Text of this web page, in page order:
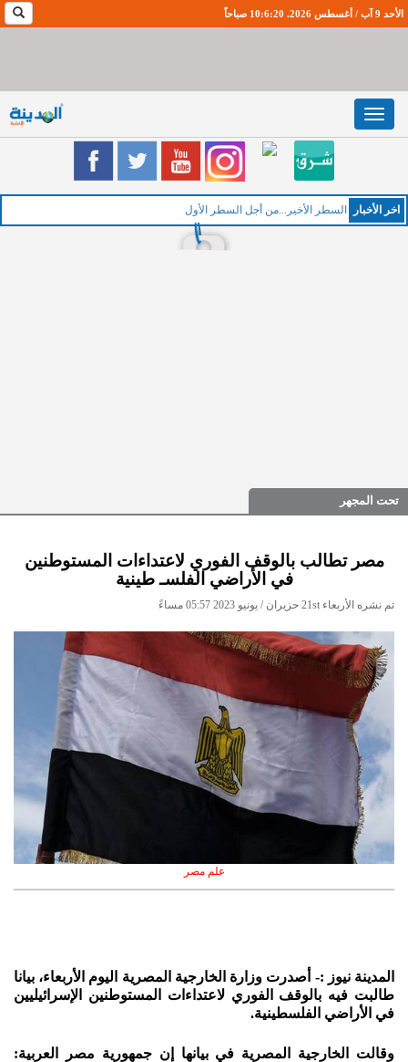
الأحد 9 آب / أغسطس 2026. 10:6:21 صباحاً
Toggle
navigation
اخر اﻷخبار السطر الأخير...من أجل السطر الأول
تحت المجهر
مصر تطالب بالوقف الفوري لاعتداءات المستوطنين
في الأراضي الفلسـ طينية
تم نشره الأربعاء 21st حزيران / يونيو 2023 05:57 مساءً
علم مصر
المدينة نيوز :- أصدرت وزارة الخارجية المصرية اليوم الأربعاء، بيانا
طالبت فيه بالوقف الفوري لاعتداءات المستوطنين الإسرائيليين
في الأراضي الفلسطينية.
وقالت الخارجية المصرية في بيانها إن جمهورية مصر العربية: